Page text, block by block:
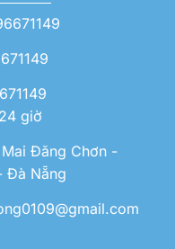
giờ
Đăng Chơn -
Đà Nẵng